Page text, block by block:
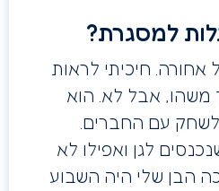
למסגרת?
חיכיתי לראות
משהו, אבל לא. הוא
עם החברים.
לגן ואפילו לא
הבן שלי היה השבוע